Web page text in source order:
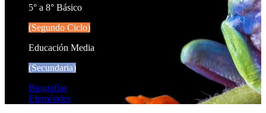
5° a 8° Básico
(Segundo Ciclo)
Educación Media
(Secundaria)
Biografías
Efemérides